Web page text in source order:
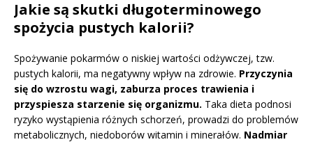
Jakie są skutki długoterminowego
spożycia pustych kalorii?
Spożywanie pokarmów o niskiej wartości odżywczej, tzw.
pustych kalorii, ma negatywny wpływ na zdrowie. Przyczynia
się do wzrostu wagi, zaburza proces trawienia i
przyspiesza starzenie się organizmu. Taka dieta podnosi
ryzyko wystąpienia różnych schorzeń, prowadzi do problemów
metabolicznych, niedoborów witamin i minerałów. Nadmiar